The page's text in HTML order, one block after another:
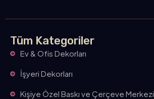
Tüm Kategoriler
Ev & Ofis Dekorları
İşyeri Dekorları
Kişiye Özel Baskı ve Çerçeve Merkezi